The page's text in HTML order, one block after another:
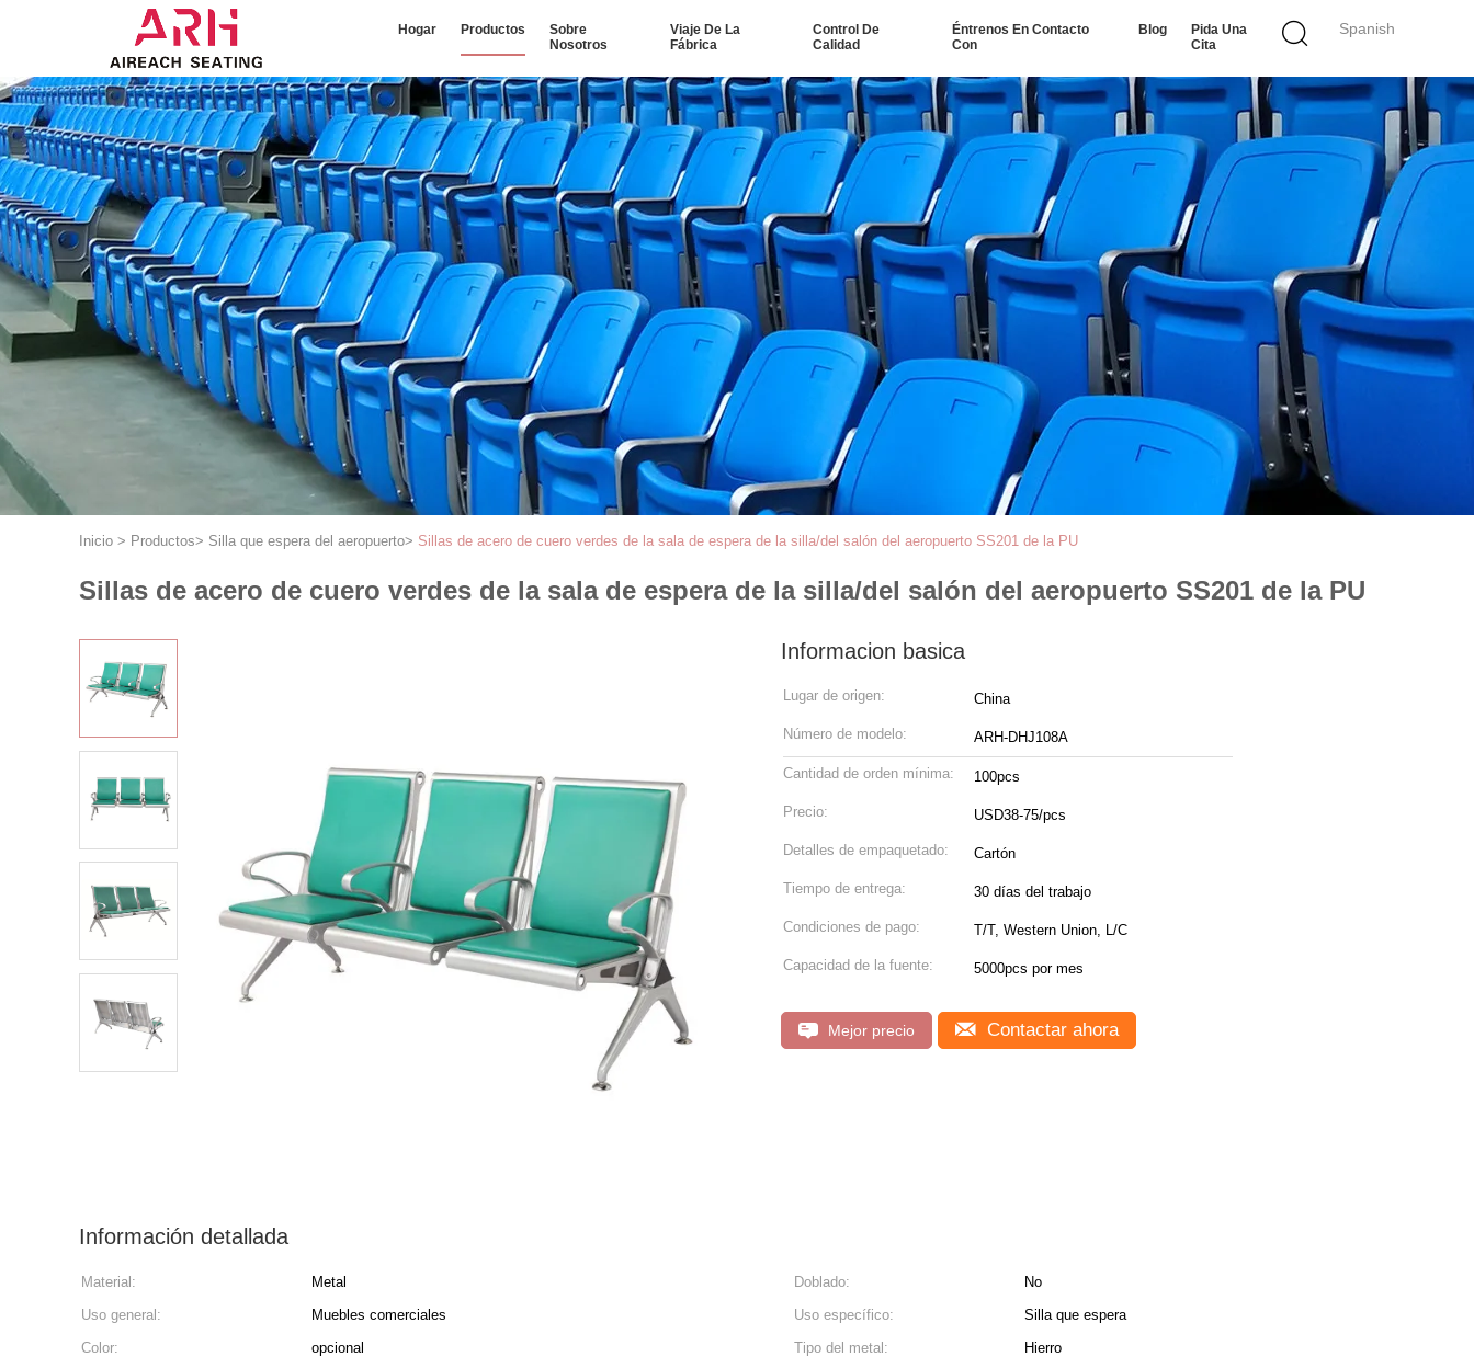
Spanish
Hogar Productos
Sobre
Nosotros
Viaje De La
Fábrica
Control De
Calidad
Éntrenos En Contacto
Con
Blog
Pida Una
Cita
Inicio > Productos> Silla que espera del aeropuerto> Sillas de acero de cuero verdes de la sala de espera de la silla/del salón del aeropuerto SS201 de la PU
Sillas de acero de cuero verdes de la sala de espera de la silla/del salón del aeropuerto SS201 de la PU
Informacion basica
Lugar de origen: China
Número de modelo: ARH-DHJ108A
Cantidad de orden mínima: 100pcs
Precio: USD38-75/pcs
Detalles de empaquetado: Cartón
Tiempo de entrega: 30 días del trabajo
Condiciones de pago: T/T, Western Union, L/C
Capacidad de la fuente: 5000pcs por mes
Mejor precio Contactar ahora
Información detallada
Material: Metal Doblado:
No
Uso general:
Muebles comerciales Uso específico:
Silla que espera
Color:
opcional Tipo del metal:
Hierro